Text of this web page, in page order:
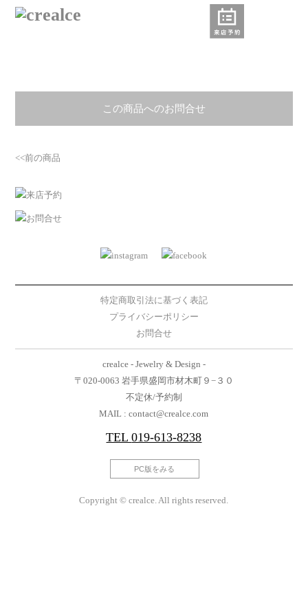
この商品へのお問合せ
<<前の商品
特定商取引法に基づく表記
プライバシーポリシー
お問合せ
crealce - Jewelry & Design -
〒020-0063 岩手県盛岡市材木町９−３０
不定休/予約制
MAIL : contact@crealce.com
TEL019-613-8238
PC版をみる
Copyright © crealce. All rights reserved.